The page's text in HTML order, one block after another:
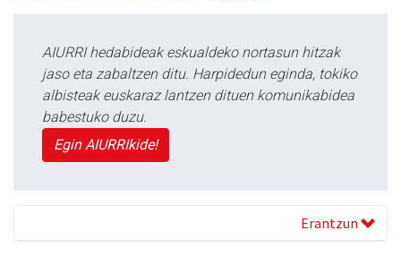
AIURRI hedabideak eskualdeko nortasun hitzak
jaso eta zabaltzen ditu. Harpidedun eginda, tokiko
albisteak euskaraz lantzen dituen komunikabidea
babestuko duzu.
Egin AIURRIkide!
Erantzun